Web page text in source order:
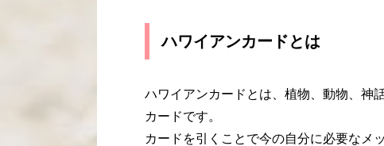
ハワイアンカードとは
ハワイアンカードとは、植物、動物、神
カードです。
カードを引くことで今の自分に必要なメ